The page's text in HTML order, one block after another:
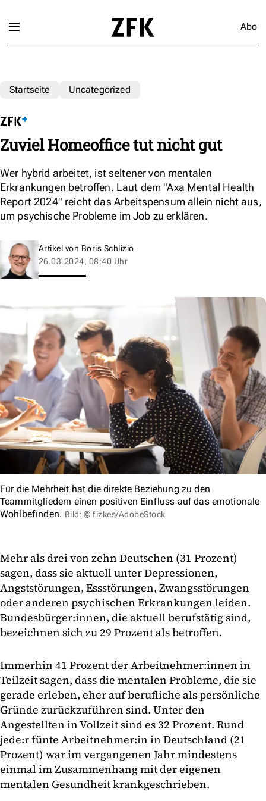
Abo
Startseite Uncategorized
Zuviel Homeoffice tut nicht gut
Wer hybrid arbeitet, ist seltener von mentalen
Erkrankungen betroffen. Laut dem "Axa Mental Health
Report 2024" reicht das Arbeitspensum allein nicht aus,
um psychische Probleme im Job zu erklären.
Artikel von Boris Schlizio
26.03.2024, 08:40 Uhr
Für die Mehrheit hat die direkte Beziehung zu den
Teammitgliedern einen positiven Einfluss auf das emotionale
Wohlbefinden. Bild: © fizkes/AdobeStock
Mehr als drei von zehn Deutschen (31 Prozent)
sagen, dass sie aktuell unter Depressionen,
Angststörungen, Essstörungen, Zwangsstörungen
oder anderen psychischen Erkrankungen leiden.
Bundesbürger:innen, die aktuell berufstätig sind,
bezeichnen sich zu 29 Prozent als betroffen.
Immerhin 41 Prozent der Arbeitnehmer:innen in
Teilzeit sagen, dass die mentalen Probleme, die sie
gerade erleben, eher auf berufliche als persönliche
Gründe zurückzuführen sind. Unter den
Angestellten in Vollzeit sind es 32 Prozent. Rund
jede:r fünte Arbeitnehmer:in in Deutschland (21
Prozent) war im vergangenen Jahr mindestens
einmal im Zusammenhang mit der eigenen
mentalen Gesundheit krankgeschrieben.